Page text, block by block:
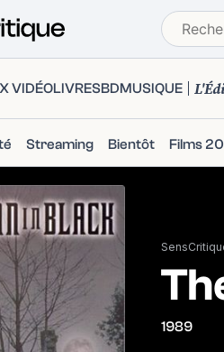
VIDÉOLIVRESBDMUSIQUE
Streaming Bientôt Films
1989